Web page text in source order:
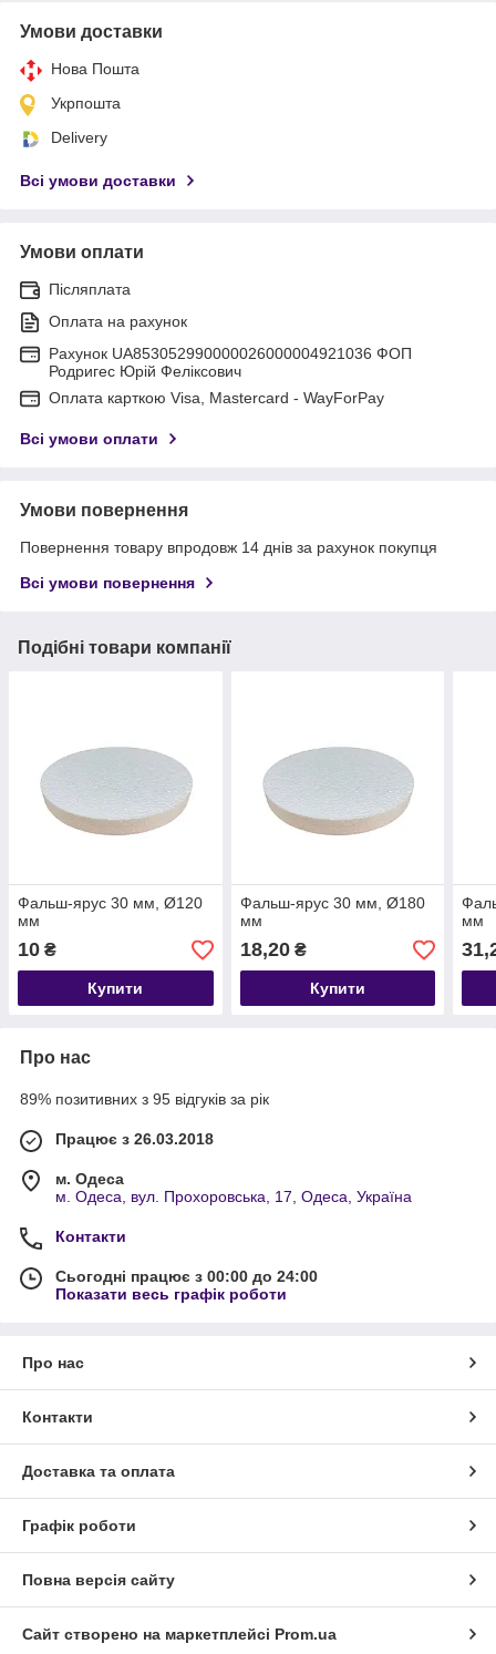
Умови доставки
Нова Пошта
Укрпошта
Delivery
Всі умови доставки
Умови оплати
Післяплата
Оплата на рахунок
Рахунок UA853052990000026000004921036 ФОП
Родригес Юрій Феліксович
Оплата карткою Visa, Mastercard - WayForPay
Всі умови оплати
Умови повернення
Повернення товару впродовж 14 днів за рахунок покупця
Всі умови повернення
Подібні товари компанії
Фальш-ярус 30 мм, Ø120
мм
10 ₴
Купити
Фальш-ярус 30 мм, Ø180
мм
18,20₴
Купити
мм
Про нас
89% позитивних з 95 відгуків за рік
Працює з 26.03.2018
м. Одеса
м. Одеса, вул. Прохоровська, 17, Одеса, Україна
Контакти
Сьогодні працює з 00:00 до 24:00
Показати весь графік роботи
Про нас
Контакти
Доставка та оплата
Графік роботи
Повна версія сайту
Сайт створено на маркетплейсі Prom.ua